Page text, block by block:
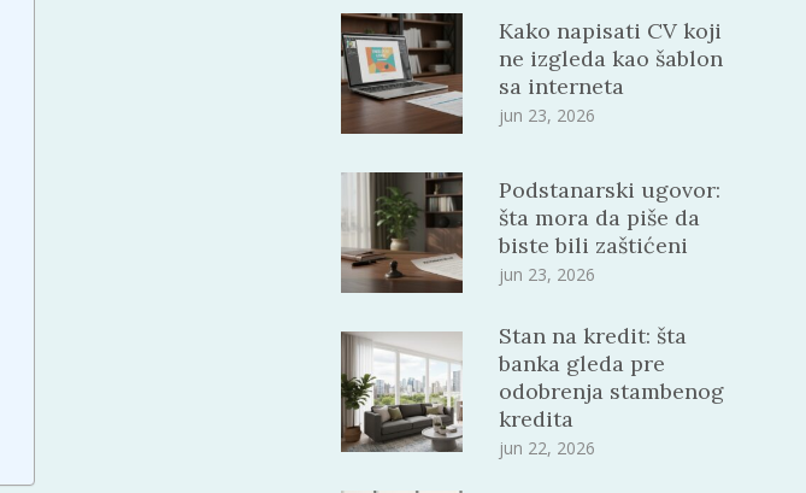
Kako napisati CV koji
ne izgleda kao šablon
sa interneta
jun 23, 2026
Podstanarski ugovor:
šta mora da piše da
biste bili zaštićeni
jun 23, 2026
Stan na kredit: šta
banka gleda pre
odobrenja stambenog
kredita
jun 22, 2026